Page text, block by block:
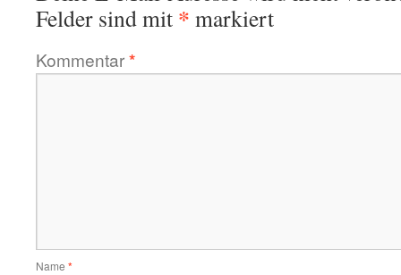
Felder sind mit * markiert
Kommentar*
Name *